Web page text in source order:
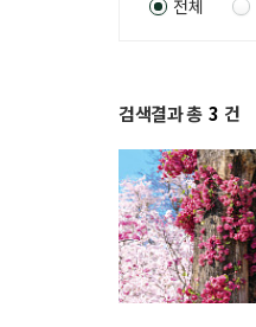
전체
검색결과 총 3 건